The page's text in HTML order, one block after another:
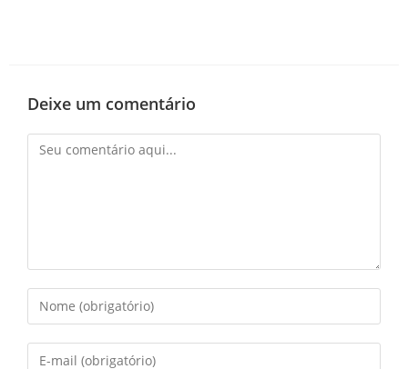
Deixe um comentário